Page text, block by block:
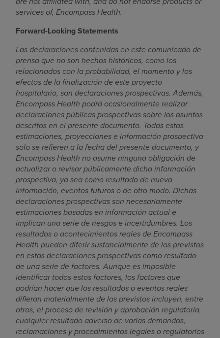
services of, Encompass Health.
Forward-Looking Statements
Las declaraciones contenidas en este comunicado de
prensa que no son hechos históricos, como los
relacionados con la probabilidad, el momento y los
efectos de la finalización de este proyecto
hospitalario, son declaraciones prospectivas. Además,
Encompass Health podrá ocasionalmente realizar
declaraciones públicas prospectivas sobre los asuntos
descritos en el presente documento. Todas estas
estimaciones, proyecciones e información prospectiva
solo se refieren a la fecha del presente documento, y
Encompass Health no asume ninguna obligación de
actualizar o revisar públicamente dicha información
prospectiva, ya sea como resultado de nueva
información, eventos futuros o de otro modo. Dichas
declaraciones prospectivas son necesariamente
estimaciones basadas en información actual e
implican una serie de riesgos e incertidumbres. Los
resultados o acontecimientos reales de Encompass
Health pueden diferir sustancialmente de los previstos
en estas declaraciones prospectivas como resultado
de una serie de factores. Aunque es imposible
identificar todos estos factores, los factores que
podrían hacer que los resultados o eventos reales
difieran materialmente de los previstos incluyen, entre
otros, el proceso de revisión y aprobación regulatoria,
cualquier resultado adverso de varias demandas,
reclamaciones y procedimientos legales o regulatorios